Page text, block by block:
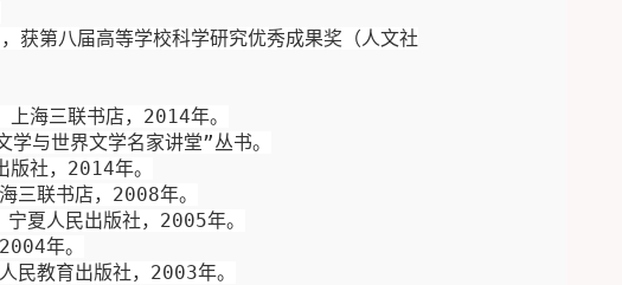
获第八届高等学校科学研究优秀成果奖（人文社
海三联书店， 2014年。
学与世界文学名家讲堂”丛书。
社， 2014年。
三联书店， 2008年。
宁夏人民出版社， 2005年。
2004年。
民教育出版社， 2003年。